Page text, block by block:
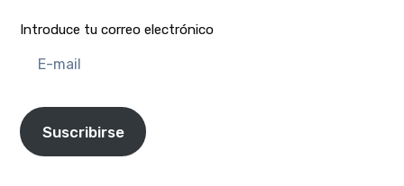
Introduce tu correo electrónico
mail
Suscribirse